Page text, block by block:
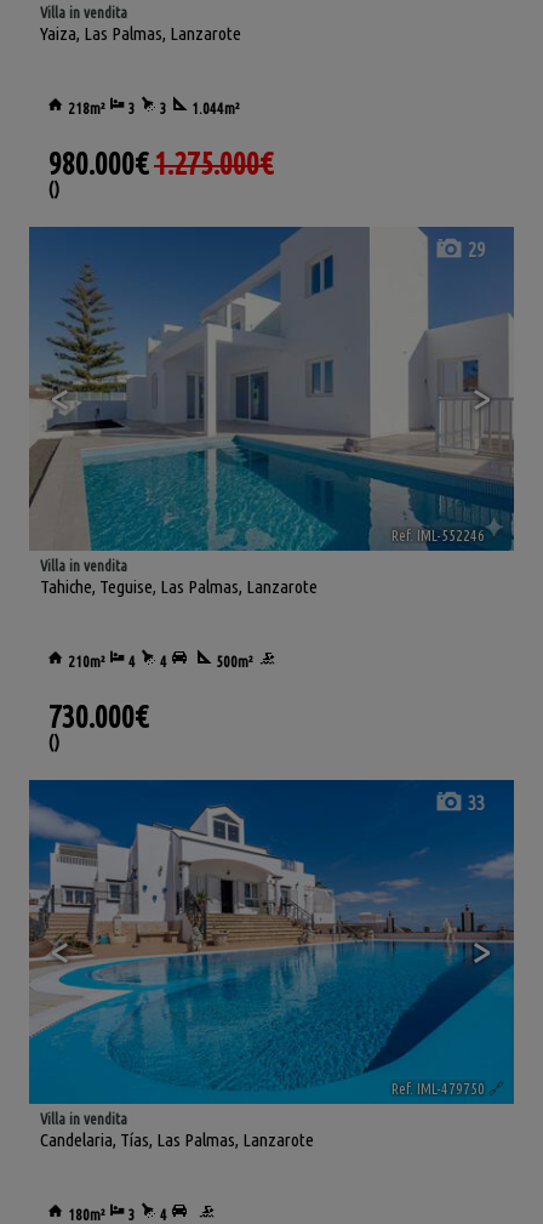
Yaiza, Las Palmas, Lanzarote
Villa in vendita
218m² 3 3 1.044m²
980.000€1.275.000€
()
< >
29
Ref. IML-552246 🔗
Tahiche, Teguise, Las Palmas, Lanzarote
Villa in vendita
210m² 4 4 500m²
730.000€
()
< >
33
Ref. IML-479750 🔗
Candelaria, Tías, Las Palmas, Lanzarote
Villa in vendita
180m² 3 4